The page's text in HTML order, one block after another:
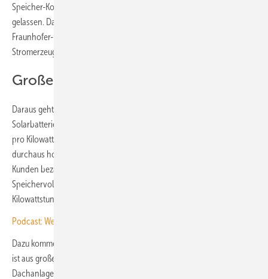
Speicher-Kombinationen die konventionellen Kraftwerke hinter sich
gelassen. Das ist das Ergebnis der aktuellen Auflage der Studie des
Fraunhofer-Instituts für Solare Energiesysteme (ISE) zu den
Stromerzeugungskosten verschiedener Kraftwerke.
Große Bandbreite bei den Kosten
Daraus geht hervor, dass die Gestehungskosten für Strom, der in
Solarbatterien zwischengelagert wird, zwischen sechs und 22,5 Cent
pro Kilowattstunden liegen. Die große Bandbreite ergebe sich aus den
durchaus hohen Kostenunterschieden für die Batteriesysteme. Die
Kunden bezahlen derzeit zwischen 400 Euro pro Kilowattstunde
Speichervolumen für sehr große Speicher und 1.000 Euro pro
Kilowattstunde für kleine Batteriesysteme.
Podcast: Welche Anwendungen der Sektorenkopplung helfen
Dazu komme noch die Kostenunterschiede für den Solarstrom. Dieser
ist aus großen Kraftwerken preiswerter als aus einer kleinen
Dachanlage. Auch die verwendeten Komponenten und die